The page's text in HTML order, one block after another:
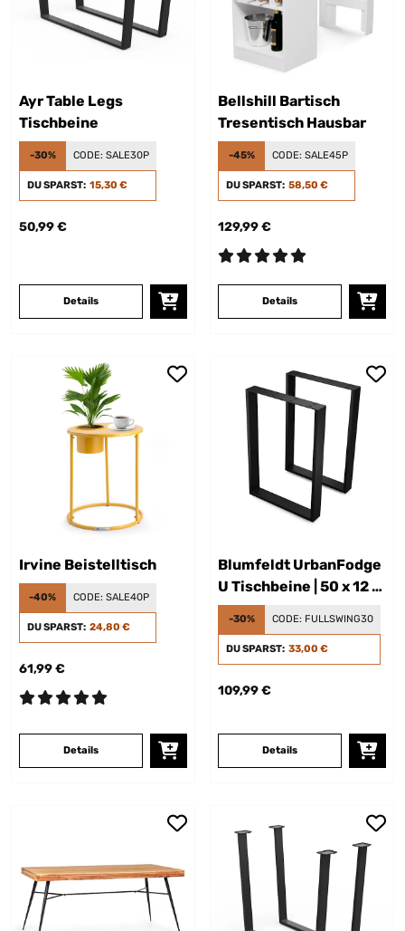
Ayr Table Legs
Tischbeine
-30% CODE: SALE30P
DU SPARST: 15,30 €
50,99 €
Details
Bellshill Bartisch
Tresentisch Hausbar
-45% CODE: SALE45P
DU SPARST: 58,50 €
129,99 €
Details
Irvine Beistelltisch
-40% CODE: SALE40P
DU SPARST: 24,80 €
61,99 €
Details
Blumfeldt UrbanFodge
U Tischbeine | 50 x 12 x
72 cm
-30% CODE: FULLSWING30
DU SPARST: 33,00 €
109,99 €
Details